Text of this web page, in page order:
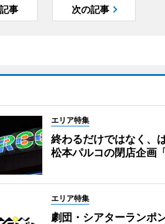
事 次の記事
エリア特集
終わるだけではなく、
松本パルコの閉店企画
エリア特集
劇団・シアターランポ